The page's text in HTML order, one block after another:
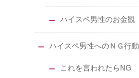
ハイスペ男性のお金観
ハイスペ男性へのＮＧ行動
これを言われたらNG